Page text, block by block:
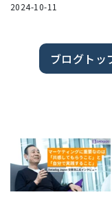
2024-10-11
ブログトッ